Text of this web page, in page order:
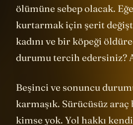
değiştirmezse bariyere
ölümüne sebep olacak.
kurtarmak için şerit
kadını ve bir köpeği
Beşinci ve sonuncu
karmaşık. Sürücüsüz araç